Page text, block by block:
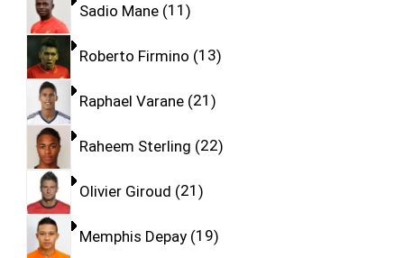
Sadio Mane 11
Roberto Firmino 13
Raphael Varane 21
Raheem Sterling 22
Olivier Giroud 21
Memphis Depay 19